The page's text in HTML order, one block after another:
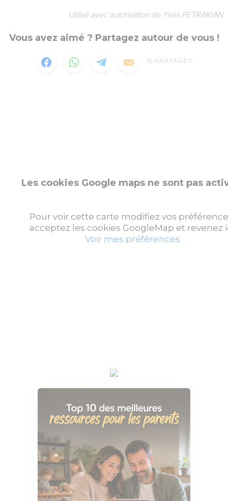
Utilisé avec autorisation de Yves PETRAKIAN
Vous avez aimé ? Partagez autour de vous !
15 PARTAGES
Les cookies Google maps ne sont pas
Pour voir cette carte modifiez vos
acceptez les cookies GoogleMap et revenez
Voir mes préférences